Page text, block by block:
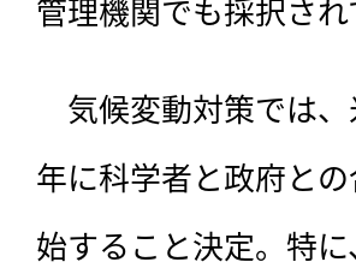
管理機関でも採択され
気候変動対策では
年に科学者と政府と
始すること決定。特